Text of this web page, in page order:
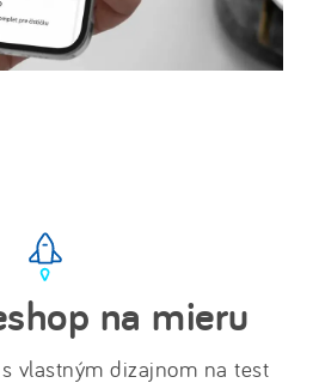
na mieru
vlastným dizajnom na test